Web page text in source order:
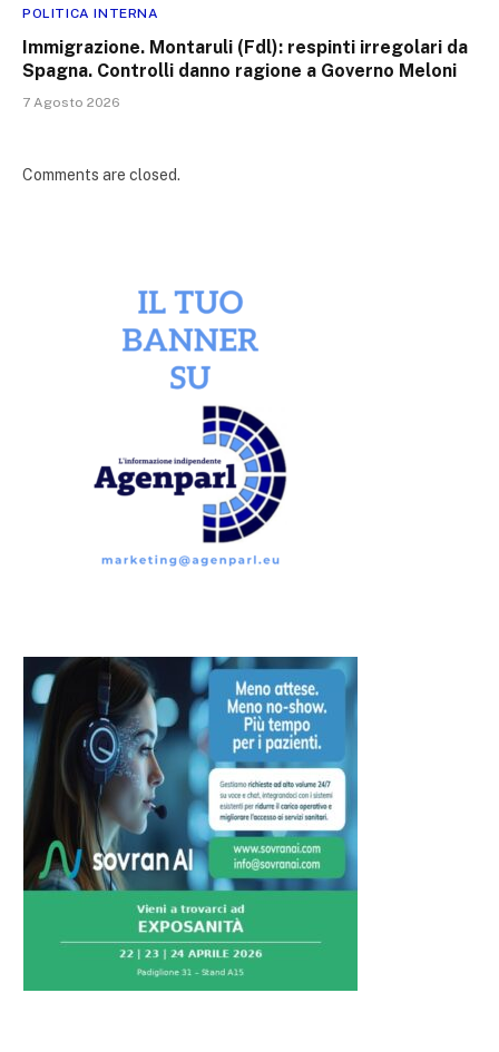
POLITICA INTERNA
Immigrazione. Montaruli (Fdl): respinti irregolari da
Spagna. Controlli danno ragione a Governo Meloni
7 Agosto 2026
Comments are closed.